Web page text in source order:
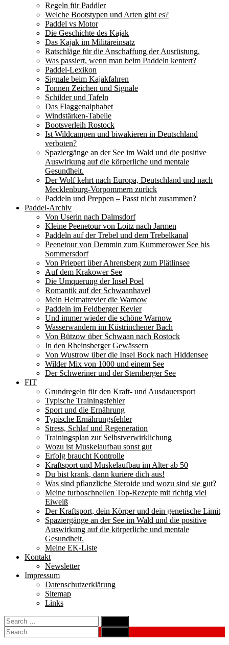
Regeln für Paddler
Welche Bootstypen und Arten gibt es?
Paddel vs Motor
Die Geschichte des Kajak
Das Kajak im Militäreinsatz
Ratschläge für die Anschaffung der Ausrüstung.
Was passiert, wenn man beim Paddeln kentert?
Paddel-Lexikon
Signale beim Kajakfahren
Tonnen Zeichen und Signale
Schilder und Tafeln
Das Flaggenalphabet
Windstärken-Tabelle
Bootsverleih Rostock
Ist Wildcampen und biwakieren in Deutschland
verboten?
Spaziergänge an der See im Wald und die positive
Auswirkung auf die körperliche und mentale
Gesundheit.
Der Wolf kehrt nach Europa, Deutschland und nach
Mecklenburg-Vorpommern zurück
Paddeln und Preppen – Passt nicht zusammen?
Paddel-Archiv
Von Userin nach Dalmsdorf
Kleine Peenetour von Loitz nach Jarmen
Paddeln auf der Trebel und dem Trebelkanal
Peenetour von Demmin zum Kummerower See bis
Sommersdorf
Von Priepert über Ahrensberg zum Plätlinsee
Auf dem Krakower See
Die Umquerung der Insel Poel
Romantik auf der Schwaanhavel
Mein Heimatrevier die Warnow
Paddeln im Feldberger Revier
Und immer wieder die schöne Warnow
Wasserwandern im Küstrinchener Bach
Von Bützow über Schwaan nach Rostock
In den Rheinsberger Gewässern
Von Wustrow über die Insel Bock nach Hiddensee
Wilder Mix von 1000 und einem See
Der Schweriner und der Sternberger See
FIT
Grundregeln für den Kraft- und Ausdauersport
Typische Trainingsfehler
Sport und die Ernährung
Typische Ernährungsfehler
Stress, Schlaf und Regeneration
Trainingsplan zur Selbstverwirklichung
Wozu ist Muskelaufbau sonst gut
Erfolg braucht Kontrolle
Kraftsport und Muskelaufbau im Alter ab 50
Du bist krank, dann kuriere dich aus!
Was sind pflanzliche Steroide und wozu sind sie gut?
Meine turboschnellen Top-Rezepte mit richtig viel
Eiweiß
Der Kraftsport, dein Körper und dein genetische Limit
Spaziergänge an der See im Wald und die positive
Auswirkung auf die körperliche und mentale
Gesundheit.
Meine EK-Liste
Kontakt
Newsletter
Impressum
Datenschutzerklärung
Sitemap
Links
Search
for:
Search
Search
for:
Search